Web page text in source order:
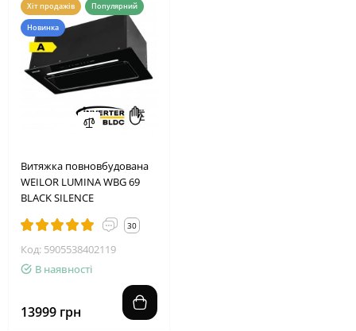
Хіт продажів Популярний
Новинка
Витяжка повновбудована
WEILOR LUMINA WBG 69
BLACK SILENCE
30
Код: 5905538402119
В наявності
13999 грн